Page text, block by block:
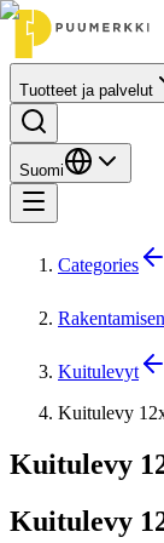
Tuotteet ja palvelut
Suomi
Categories
Kuitulevyt
Kuitulevy
Kuitulevy
Kuitulevy